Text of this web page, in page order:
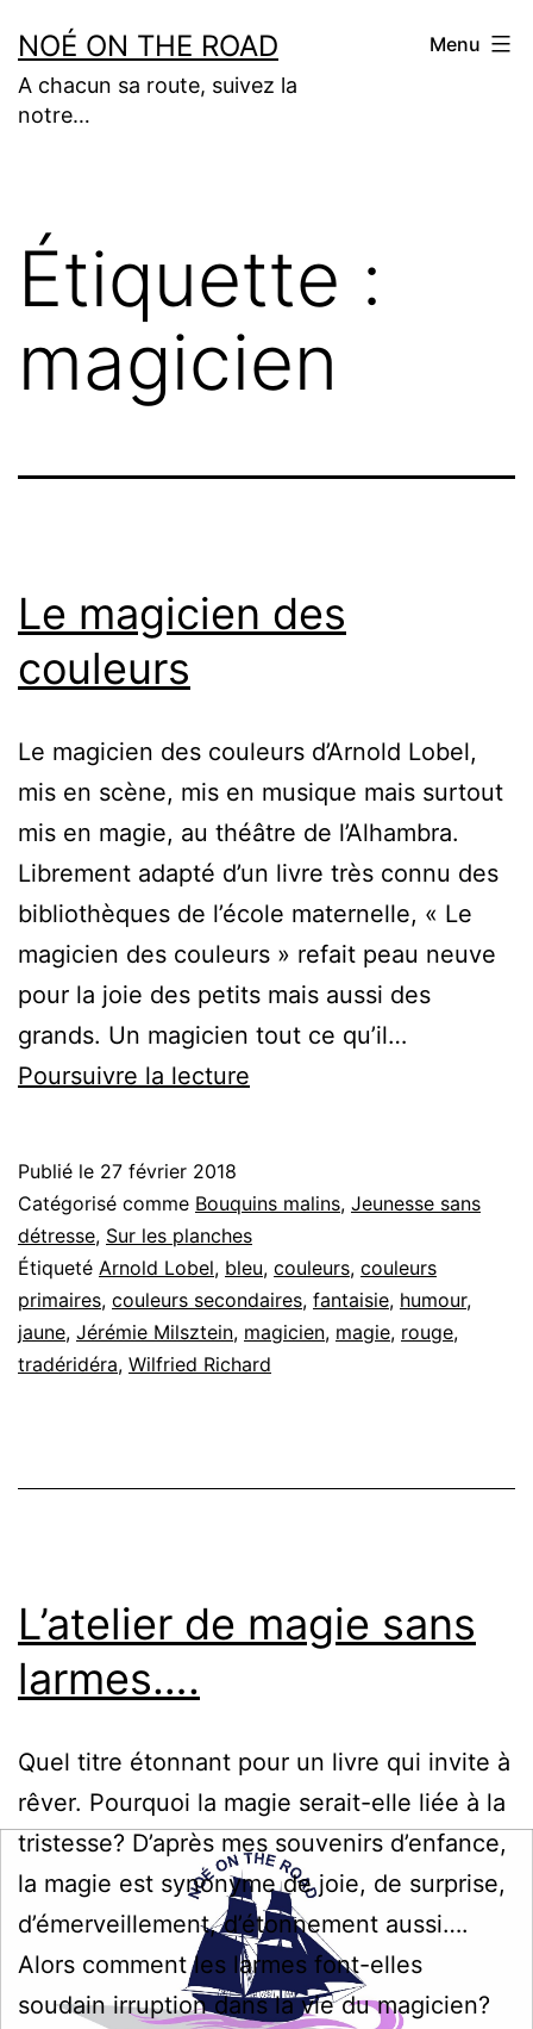
au
contenu
NOÉ ON THE ROAD
A chacun sa route, suivez la
notre…
Menu
Étiquette :
magicien
Le magicien des
couleurs
Le magicien des couleurs d’Arnold Lobel,
mis en scène, mis en musique mais surtout
mis en magie, au théâtre de l’Alhambra.
Librement adapté d’un livre très connu des
bibliothèques de l’école maternelle, « Le
magicien des couleurs » refait peau neuve
pour la joie des petits mais aussi des
grands. Un magicien tout ce qu’il…
Poursuivre la lecture
couleurs
Publié le 27 février 2018
Catégorisé comme Bouquins malins, Jeunesse sans
détresse, Sur les planches
Étiqueté Arnold Lobel, bleu, couleurs, couleurs
primaires, couleurs secondaires, fantaisie, humour,
jaune, Jérémie Milsztein, magicien, magie, rouge,
tradéridéra, Wilfried Richard
L’atelier de magie sans
larmes….
Quel titre étonnant pour un livre qui invite à
rêver. Pourquoi la magie serait-elle liée à la
tristesse? D’après mes souvenirs d’enfance,
la magie est synonyme de joie, de surprise,
d’émerveillement, d’étonnement aussi….
Alors comment les larmes font-elles
soudain irruption dans la vie du magicien?